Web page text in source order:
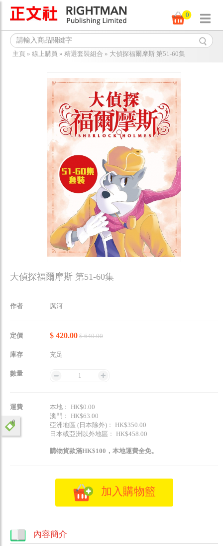
0
主頁 » 線上購買 » 精選套裝組合 » 大偵探福爾摩斯 第51-60集
大偵探福爾摩斯 第51-60集
作者 厲河
定價 $ 420.00 $ 640.00
庫存 充足
數量 1
運費
本地﹕ HK$0.00
澳門﹕ HK$63.00
亞洲地區 (日本除外)﹕ HK$350.00
日本或亞洲以外地區﹕ HK$458.00
購物貨款滿HK$100，本地運費全免。
加入購物籃
內容簡介